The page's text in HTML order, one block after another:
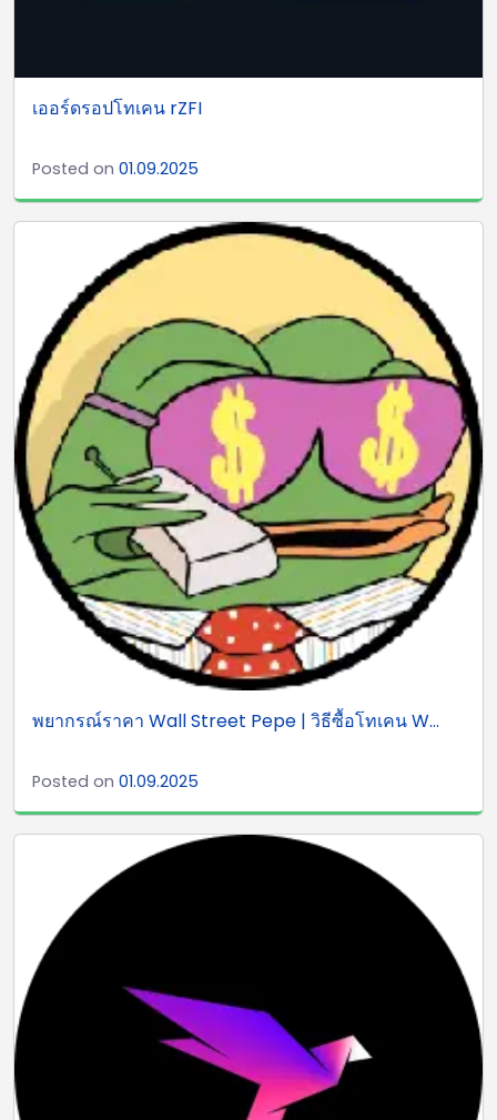
เออร์ดรอปโทเคน rZFI
Posted on 01.09.2025
พยากรณ์ราคา Wall Street Pepe | วิธีซื้อโทเคน W...
Posted on 01.09.2025